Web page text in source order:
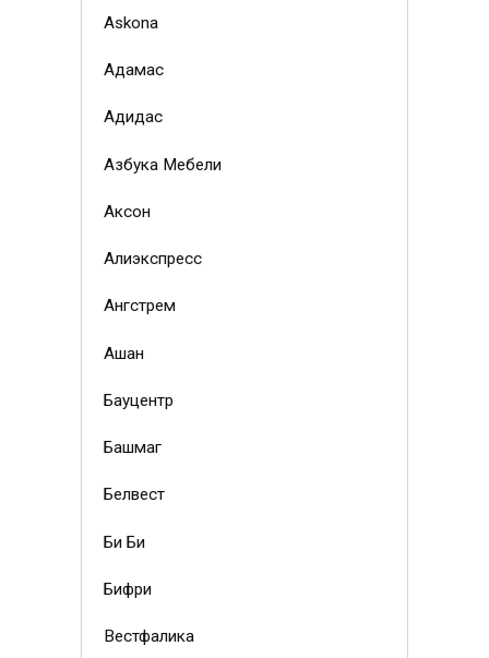
Askona
Адамас
Адидас
Азбука Мебели
Аксон
Алиэкспресс
Ангстрем
Ашан
Бауцентр
Башмаг
Белвест
Би Би
Бифри
Вестфалика